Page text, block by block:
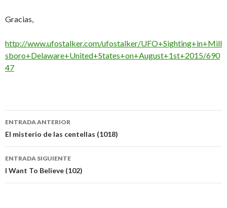
Gracias,
http://www.ufostalker.com/ufostalker/UFO+Sighting+in+Mill
sboro+Delaware+United+States+on+August+1st+2015/690
47
Navegación
de
entradas
ENTRADA ANTERIOR
El misterio de las centellas (1018)
ENTRADA SIGUIENTE
I Want To Believe (102)